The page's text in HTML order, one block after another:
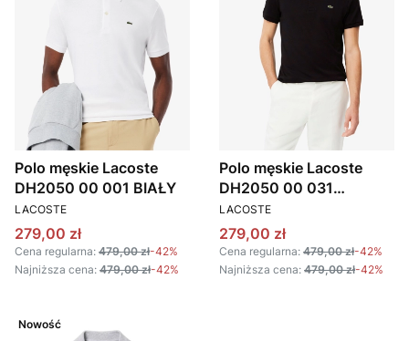
Polo męskie Lacoste
DH2050 00 001 BIAŁY
PRODUCENT
LACOSTE
Cena promocyjna
279,00 zł
Cena regularna: 479,00 zł-42%
Najniższa cena: 479,00 zł-42%
Polo męskie Lacoste
DH2050 00 031
CZARNY
PRODUCENT
LACOSTE
Cena promocyjna
279,00 zł
Cena regularna: 479,00 zł-42%
Najniższa cena: 479,00 zł-42%
Nowość